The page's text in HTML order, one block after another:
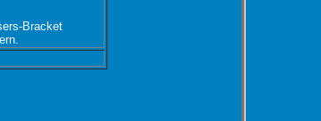
Bracket